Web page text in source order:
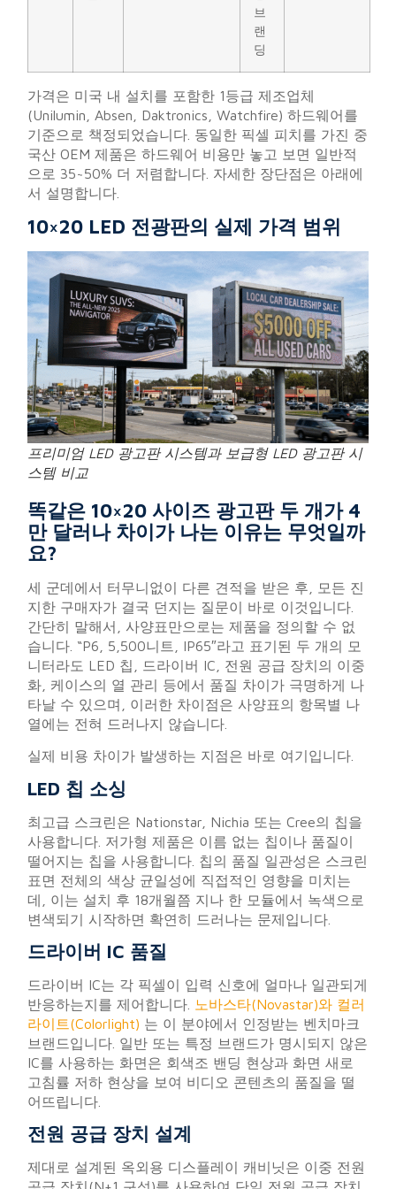
브
랜
딩
가격은 미국 내 설치를 포함한 1등급 제조업체
(Unilumin, Absen, Daktronics, Watchfire) 하드웨어를
기준으로 책정되었습니다. 동일한 픽셀 피치를 가진 중
국산 OEM 제품은 하드웨어 비용만 놓고 보면 일반적
으로 35~50% 더 저렴합니다. 자세한 장단점은 아래에
서 설명합니다.
10×20 LED 전광판의 실제 가격 범위
프리미엄 LED 광고판 시스템과 보급형 LED 광고판 시
스템 비교
똑같은 10×20 사이즈 광고판 두 개가 4
만 달러나 차이가 나는 이유는 무엇일까
요?
세 군데에서 터무니없이 다른 견적을 받은 후, 모든 진
지한 구매자가 결국 던지는 질문이 바로 이것입니다.
간단히 말해서, 사양표만으로는 제품을 정의할 수 없
습니다. “P6, 5,500니트, IP65″라고 표기된 두 개의 모
니터라도 LED 칩, 드라이버 IC, 전원 공급 장치의 이중
화, 케이스의 열 관리 등에서 품질 차이가 극명하게 나
타날 수 있으며, 이러한 차이점은 사양표의 항목별 나
열에는 전혀 드러나지 않습니다.
실제 비용 차이가 발생하는 지점은 바로 여기입니다.
LED 칩 소싱
최고급 스크린은 Nationstar, Nichia 또는 Cree의 칩을
사용합니다. 저가형 제품은 이름 없는 칩이나 품질이
떨어지는 칩을 사용합니다. 칩의 품질 일관성은 스크린
표면 전체의 색상 균일성에 직접적인 영향을 미치는
데, 이는 설치 후 18개월쯤 지나 한 모듈에서 녹색으로
변색되기 시작하면 확연히 드러나는 문제입니다.
드라이버 IC 품질
드라이버 IC는 각 픽셀이 입력 신호에 얼마나 일관되게
반응하는지를 제어합니다. 노바스타(Novastar)와 컬러
라이트(Colorlight) 는 이 분야에서 인정받는 벤치마크
브랜드입니다. 일반 또는 특정 브랜드가 명시되지 않은
IC를 사용하는 화면은 회색조 밴딩 현상과 화면 새로
고침률 저하 현상을 보여 비디오 콘텐츠의 품질을 떨
어뜨립니다.
전원 공급 장치 설계
제대로 설계된 옥외용 디스플레이 캐비닛은 이중 전원